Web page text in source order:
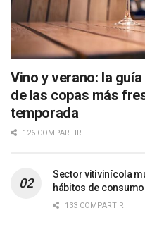
Vino y verano: la
de las copas más
temporada
126 COMPARTIR
Sector vitivinícola
hábitos de
133 COMPARTIR